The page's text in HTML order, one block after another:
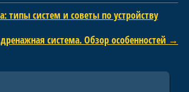
типы систем и советы по устройству
система. Обзор особенностей →